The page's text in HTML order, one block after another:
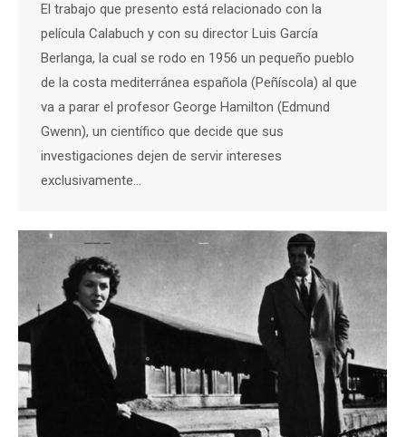
El trabajo que presento está relacionado con la
película Calabuch y con su director Luis García
Berlanga, la cual se rodo en 1956 un pequeño pueblo
de la costa mediterránea española (Peñíscola) al que
va a parar el profesor George Hamilton (Edmund
Gwenn), un científico que decide que sus
investigaciones dejen de servir intereses
exclusivamente…